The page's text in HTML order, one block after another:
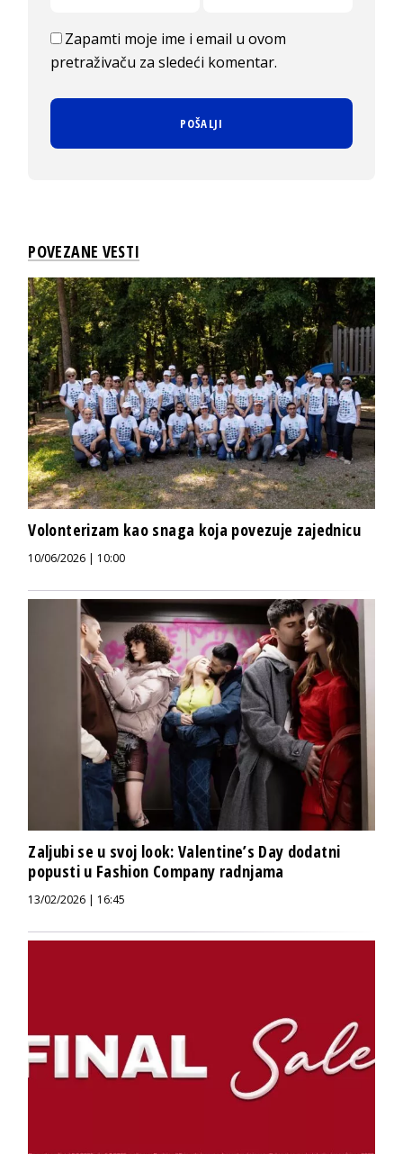
Zapamti moje ime i email u ovom
pretraživaču za sledeći komentar.
POVEZANE VESTI
Volonterizam kao snaga koja povezuje zajednicu
10/06/2026 | 10:00
Zaljubi se u svoj look: Valentine’s Day dodatni
popusti u Fashion Company radnjama
13/02/2026 | 16:45